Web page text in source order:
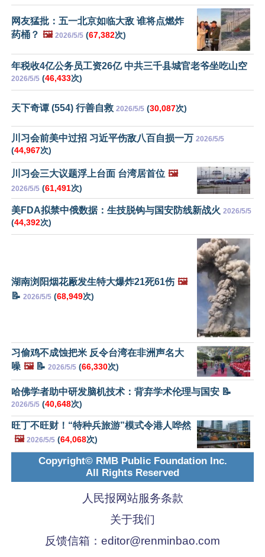
网友猛批：五一北京如临大敌 谁将点燃炸
药桶？ 🖼️ 2026/5/5 (67,382次)
年税收4亿公务员工资26亿 中共三千县城官老爷坐吃山空
2026/5/5 (46,433次)
天下奇谭 (554) 行善自救 2026/5/5 (30,087次)
川习会前美中过招 习近平伤敌八百自损一万 2026/5/5
(44,967次)
川习会三大议题浮上台面 台湾居首位 🖼️
2026/5/5 (61,491次)
美FDA拟禁中俄数据：生技脱钩与国安防线新战火 2026/5/5
(44,392次)
湖南浏阳烟花厰发生特大爆炸21死61伤 🖼️
📝 2026/5/5 (68,949次)
习偷鸡不成蚀把米 反令台湾在非洲声名大
噪 🖼️📝 2026/5/5 (66,330次)
哈佛学者助中研发脑机技术：背弃学术伦理与国安 📝
2026/5/5 (40,648次)
旺丁不旺财！“特种兵旅游”模式令港人哗然
🖼️ 2026/5/5 (64,068次)
Copyright© RMB Public Foundation Inc.
All Rights Reserved
人民报网站服务条款
关于我们
反馈信箱： editor@renminbao.com